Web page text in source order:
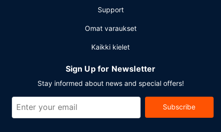
Support
Omat varaukset
Kaikki kielet
Sign Up for Newsletter
Stay informed about news and special offers!
Subscribe